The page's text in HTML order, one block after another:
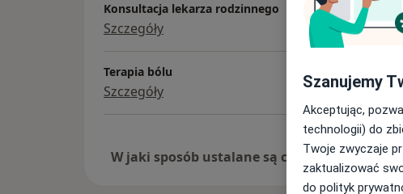
Konsultacja lekarza rodzinnego
Szczegóły
Terapia bólu
Szczegóły
W jaki sposób ustalane są ceny?
Szanujemy
Akceptując,
technologii) do
Twoje zwyczaje
zaktualizować
do polityk